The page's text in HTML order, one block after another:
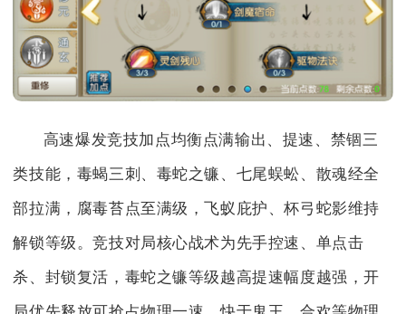
高速爆发竞技加点均衡点满输出、提速、禁锢三
类技能，毒蝎三刺、毒蛇之镰、七尾蜈蚣、散魂经全
部拉满，腐毒苔点至满级，飞蚁庇护、杯弓蛇影维持
解锁等级。竞技对局核心战术为先手控速、单点击
杀、封锁复活，毒蛇之镰等级越高提速幅度越强，开